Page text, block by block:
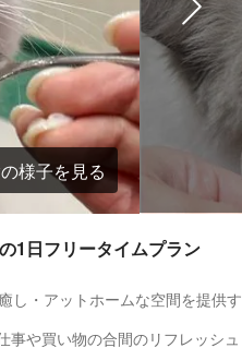
様子を見る
1日フリータイムプラン
し・アットホームな空間を提供す
事や買い物の合間のリフレッシュ